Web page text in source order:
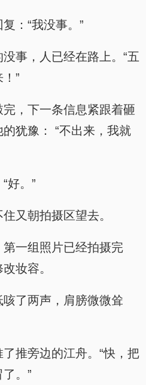
：“我没事。”
事，人已经在路上。“五
”
，下一条信息紧跟着砸
犹豫： “不出来，我就
好。”
又朝拍摄区望去。
一组照片已经拍摄完
妆容。
了两声，肩膀微微耸
推旁边的江舟。“快，把
。”